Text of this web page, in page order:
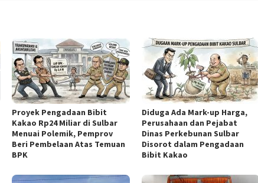
Proyek Pengadaan Bibit
Kakao Rp24 Miliar di Sulbar
Menuai Polemik, Pemprov
Beri Pembelaan Atas Temuan
BPK
Diduga Ada Mark-up Harga,
Perusahaan dan Pejabat
Dinas Perkebunan Sulbar
Disorot dalam Pengadaan
Bibit Kakao